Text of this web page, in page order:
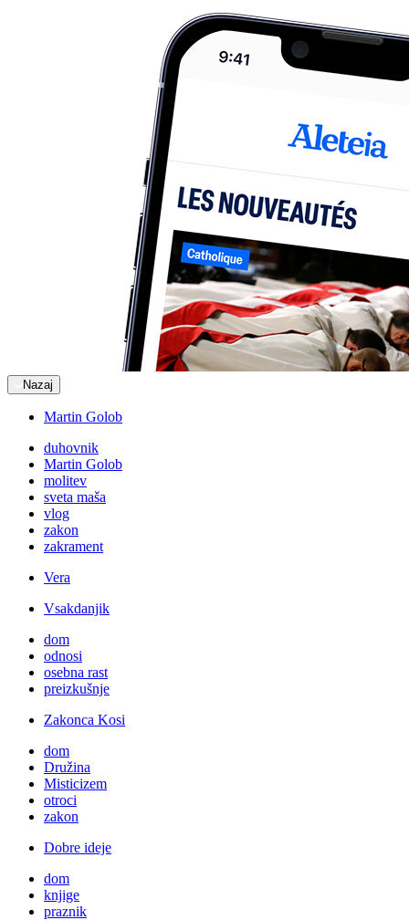
Nazaj
Martin Golob
duhovnik
Martin Golob
molitev
sveta maša
vlog
zakon
zakrament
Vera
Vsakdanjik
dom
odnosi
osebna rast
preizkušnje
Zakonca Kosi
dom
Družina
Misticizem
otroci
zakon
Dobre ideje
dom
knjige
praznik